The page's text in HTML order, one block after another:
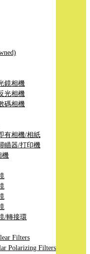
鏡相機
光相機
碼相機
有相機/相紙
瞄器/打印機
機
/轉接環
Filters
Polarizing Filters